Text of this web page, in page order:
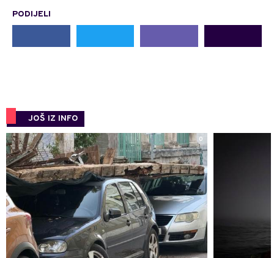
PODIJELI
JOŠ IZ INFO
0